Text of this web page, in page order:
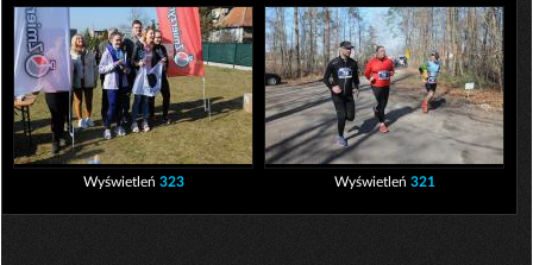
Wyświetleń 323 Wyświetleń 321